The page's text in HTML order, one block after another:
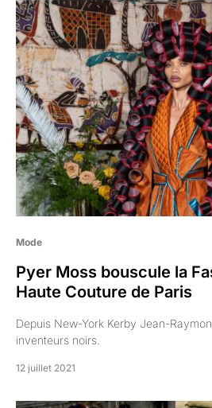
Mode
Pyer Moss bouscule la
Haute Couture de Paris
Depuis New-York Kerby Jean-
inventeurs noirs.
12 juillet 2021